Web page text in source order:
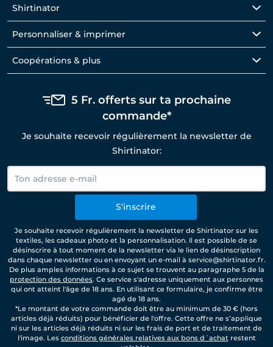
Shirtinator
Personnaliser & imprimer
Coopérations & plus
5 Fr. offerts sur ta prochaine
commande*
Je souhaite recevoir régulièrement la newsletter de
Shirtinator:
S'inscrire
Je souhaite recevoir régulièrement la newsletter de Shirtinator sur les
textiles, les cadeaux photo et la personnalisation. Il est possible de se
désinscrire à tout moment de la newsletter via le lien de désinscription
dans chaque newsletter ou en envoyant un e-mail à service@shirtinator.fr.
De plus amples informations à ce sujet se trouvent au paragraphe 5 de la
protection des données. Ce service s'adresse uniquement aux personnes
qui ont atteint l'âge de 18 ans. En utilisant ce formulaire, je confirme être
agé de 18 ans.
*Le montant de votre commande doit être au minimum de 30 € (hors
articles déjà réduits) pour bénéficier de l'offre. Cette offre ne s’applique
ni sur les articles déjà réduits ni sur les frais de port et de traitement de
l'image. Les conditions générales relatives aux bons d´achatrestent